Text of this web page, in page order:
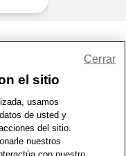
de Uso | Accesibilidad
| Mapa del sitio
CVS.com
el sitio
usamos
de usted y
del sitio.
nuestros
Cerrar